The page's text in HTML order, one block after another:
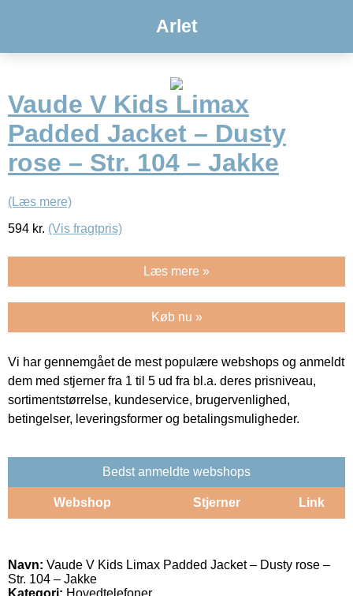
Arlet
Vaude V Kids Limax
Padded Jacket – Dusty
rose – Str. 104 – Jakke
(Læs mere)
594 kr. (Vis fragtpris)
Læs mere »
Køb nu »
Vi har gennemgået de mest populære webshops og anmeldt
dem med stjerner fra 1 til 5 ud fra bl.a. deres prisniveau,
sortimentstørrelse, kundeservice, brugervenlighed,
betingelser, leveringsformer og betalingsmuligheder.
Bedst anmeldte webshops
Webshop Stjerner Link
Navn: Vaude V Kids Limax Padded Jacket – Dusty rose –
Str. 104 – Jakke
Kategori: Hovedtelefoner